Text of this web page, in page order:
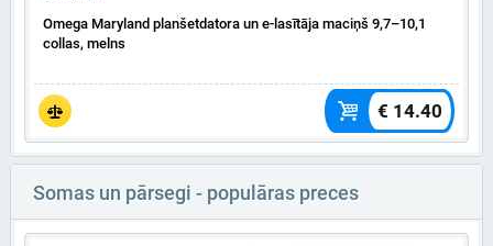
Omega Maryland planšetdatora un e-lasītāja maciņš 9,7–10,1
collas, melns
€ 14.40
Somas un pārsegi - populāras preces